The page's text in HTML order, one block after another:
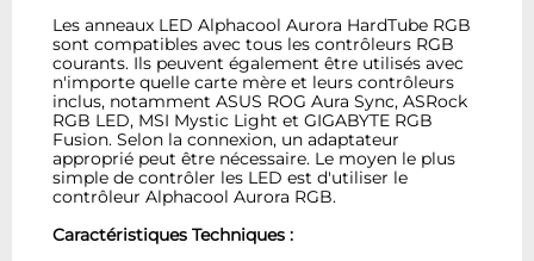
Les anneaux LED Alphacool Aurora HardTube RGB
sont compatibles avec tous les contrôleurs RGB
courants. Ils peuvent également être utilisés avec
n'importe quelle carte mère et leurs contrôleurs
inclus, notamment ASUS ROG Aura Sync, ASRock
RGB LED, MSI Mystic Light et GIGABYTE RGB
Fusion. Selon la connexion, un adaptateur
approprié peut être nécessaire. Le moyen le plus
simple de contrôler les LED est d'utiliser le
contrôleur Alphacool Aurora RGB.
Caractéristiques Techniques :